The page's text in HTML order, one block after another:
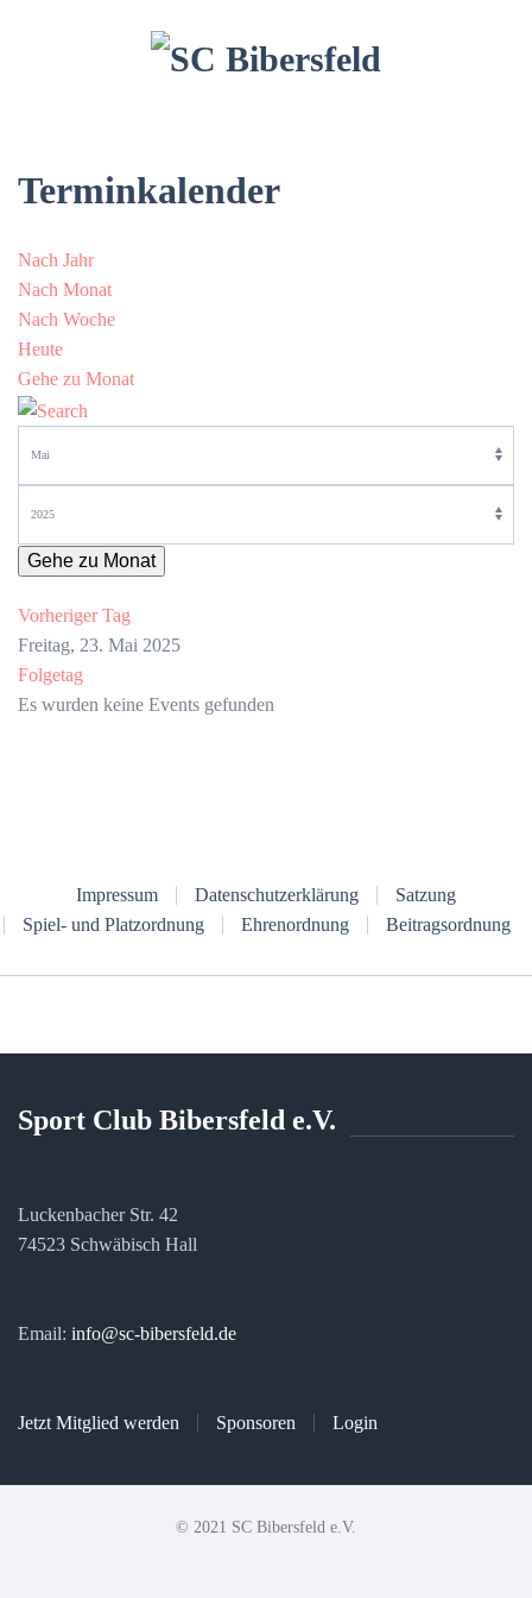
Terminkalender
Nach Jahr
Nach Monat
Nach Woche
Heute
Gehe zu Monat
Gehe zu Monat
Vorheriger Tag
Freitag, 23. Mai 2025
Folgetag
Es wurden keine Events gefunden
Impressum Datenschutzerklärung
Satzung
Spiel- und Platzordnung
Ehrenordnung Beitragsordnung
Sport Club Bibersfeld e.V.
Luckenbacher Str. 42
74523 Schwäbisch Hall
Email: info@sc-bibersfeld.de
Jetzt Mitglied werden Sponsoren Login
© 2021 SC Bibersfeld e.V.